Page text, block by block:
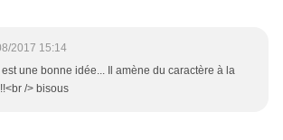
2017 15:14
est une bonne idée... Il amène du caractère à la
/> bisous